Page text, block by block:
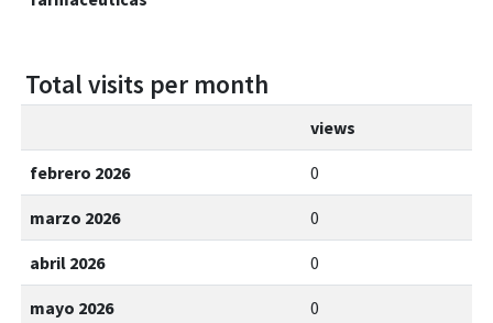
Total visits per month
views
febrero 2026 0
marzo 2026 0
abril 2026 0
mayo 2026 0